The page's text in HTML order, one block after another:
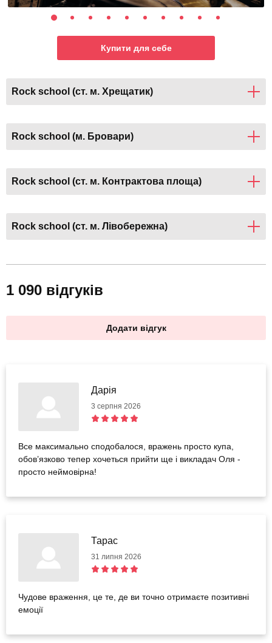
Купити для себе
Rock schоol (ст. м. Хрещатик)
Rock schоol (м. Бровари)
Rock schоol (ст. м. Контрактова площа)
Rock schоol (ст. м. Лівобережна)
1 090 відгуків
Додати відгук
Дарія
3 серпня 2026
Все максимально сподобалося, вражень просто купа,
обов’язково тепер хочеться прийти ще і викладач Оля -
просто неймовірна!
Тарас
31 липня 2026
Чудове враження, це те, де ви точно отримаєте позитивні
емоції